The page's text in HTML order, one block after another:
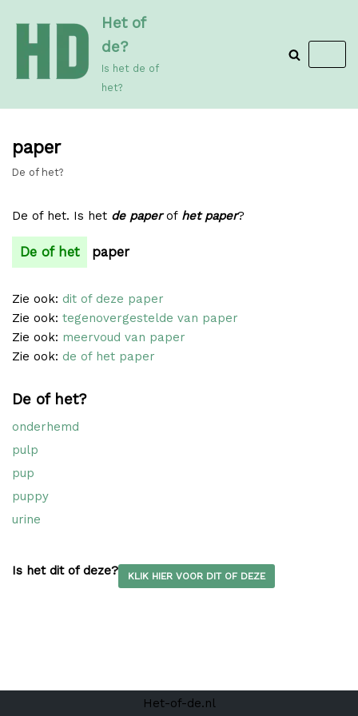
de
inhoud
Het of
de?
Is het de of
het?
paper
De of het?
De of het. Is het de paperof het paper?
De of het paper
Zie ook: dit of deze paper
Zie ook: tegenovergestelde van paper
Zie ook: meervoud van paper
Zie ook: de of het paper
De of het?
onderhemd
pulp
pup
puppy
urine
Is het dit of deze? KLIK HIER VOOR DIT OF DEZE
Het-of-de.nl